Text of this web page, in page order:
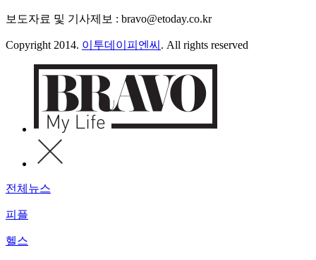
보도자료 및 기사제보 : bravo@etoday.co.kr
Copyright 2014. 이투데이피엔씨 . All rights reserved
전체뉴스
피플
헬스